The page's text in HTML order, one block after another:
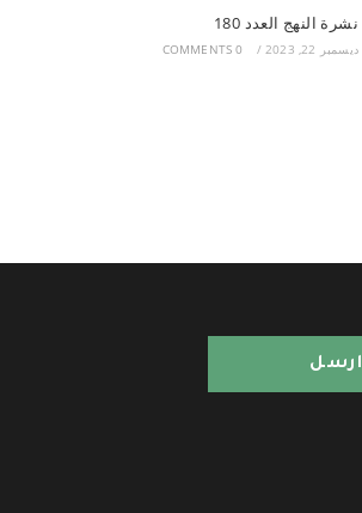
نشرة النهج العدد 180
ديسمبر 22, 2023 /
0 COMMENTS
ارسل